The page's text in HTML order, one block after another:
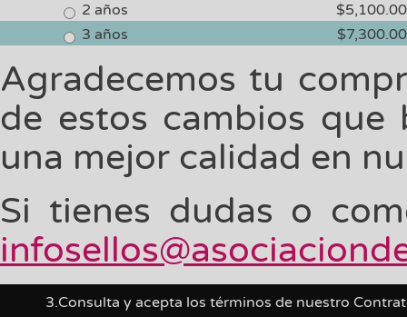
2 años
$5,100.00
3 años
$7,300.00
Agradecemos tu
de estos cambios que
una mejor calidad en
Si tienes dudas o
3.Consulta y acepta los términos de nuestro